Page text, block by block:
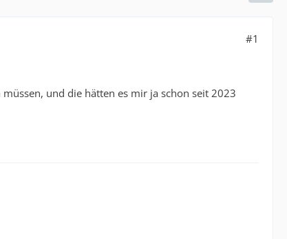
#1
und die hätten es mir ja schon seit 2023